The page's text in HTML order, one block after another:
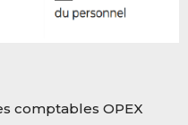
comptables OPEX